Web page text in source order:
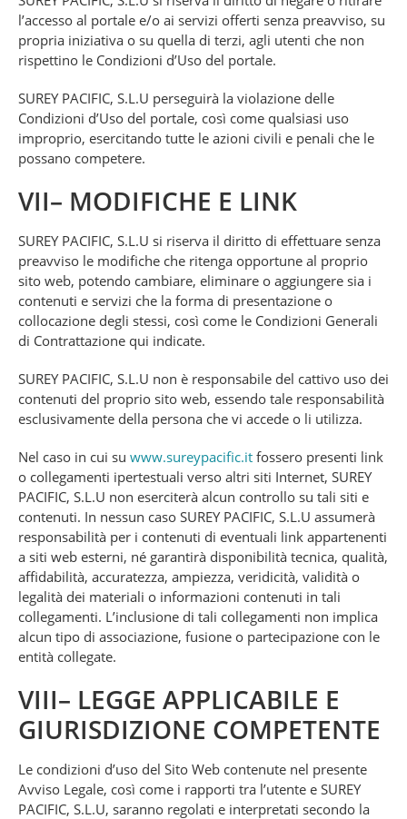
l’accesso al portale e/o ai servizi offerti senza preavviso, su
propria iniziativa o su quella di terzi, agli utenti che non
rispettino le Condizioni d’Uso del portale.
SUREY PACIFIC, S.L.U perseguirà la violazione delle
Condizioni d’Uso del portale, così come qualsiasi uso
improprio, esercitando tutte le azioni civili e penali che le
possano competere.
VII– MODIFICHE E LINK
SUREY PACIFIC, S.L.U si riserva il diritto di effettuare senza
preavviso le modifiche che ritenga opportune al proprio
sito web, potendo cambiare, eliminare o aggiungere sia i
contenuti e servizi che la forma di presentazione o
collocazione degli stessi, così come le Condizioni Generali
di Contrattazione qui indicate.
SUREY PACIFIC, S.L.U non è responsabile del cattivo uso dei
contenuti del proprio sito web, essendo tale responsabilità
esclusivamente della persona che vi accede o li utilizza.
Nel caso in cui su www.sureypacific.it fossero presenti link
o collegamenti ipertestuali verso altri siti Internet, SUREY
PACIFIC, S.L.U non eserciterà alcun controllo su tali siti e
contenuti. In nessun caso SUREY PACIFIC, S.L.U assumerà
responsabilità per i contenuti di eventuali link appartenenti
a siti web esterni, né garantirà disponibilità tecnica, qualità,
affidabilità, accuratezza, ampiezza, veridicità, validità o
legalità dei materiali o informazioni contenuti in tali
collegamenti. L’inclusione di tali collegamenti non implica
alcun tipo di associazione, fusione o partecipazione con le
entità collegate.
VIII– LEGGE APPLICABILE E
GIURISDIZIONE COMPETENTE
Le condizioni d’uso del Sito Web contenute nel presente
Avviso Legale, così come i rapporti tra l’utente e SUREY
PACIFIC, S.L.U, saranno regolati e interpretati secondo la